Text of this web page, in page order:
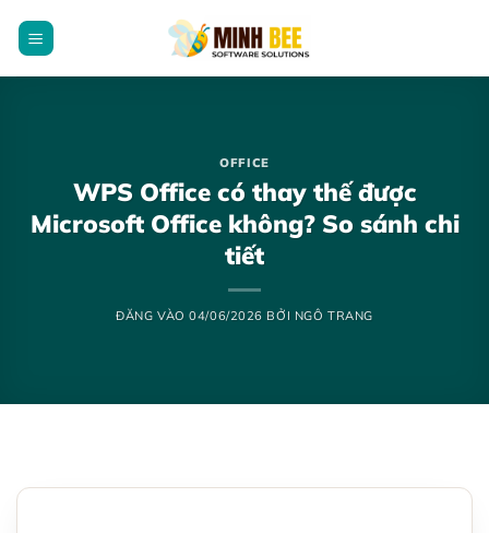
qua
OFFICE
WPS Office có thay thế được
Microsoft Office không? So sánh chi
tiết
ĐĂNG VÀO04/06/2026 BỞI NGÔ TRANG